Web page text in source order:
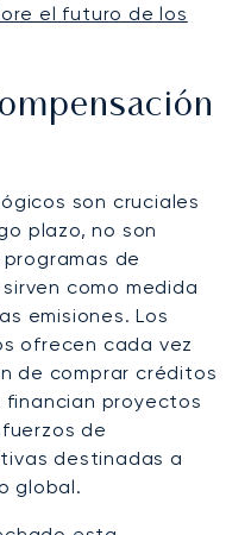
el futuro de los
son cruciales
plazo, no son
de
como medida
emisiones. Los
ofrecen cada vez
de comprar créditos
proyectos
de
destinadas a
global.